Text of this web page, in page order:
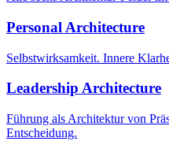
Personal Architecture
Selbstwirksamkeit. Innere
Leadership Architecture
Führung als Architektur von
Entscheidung.